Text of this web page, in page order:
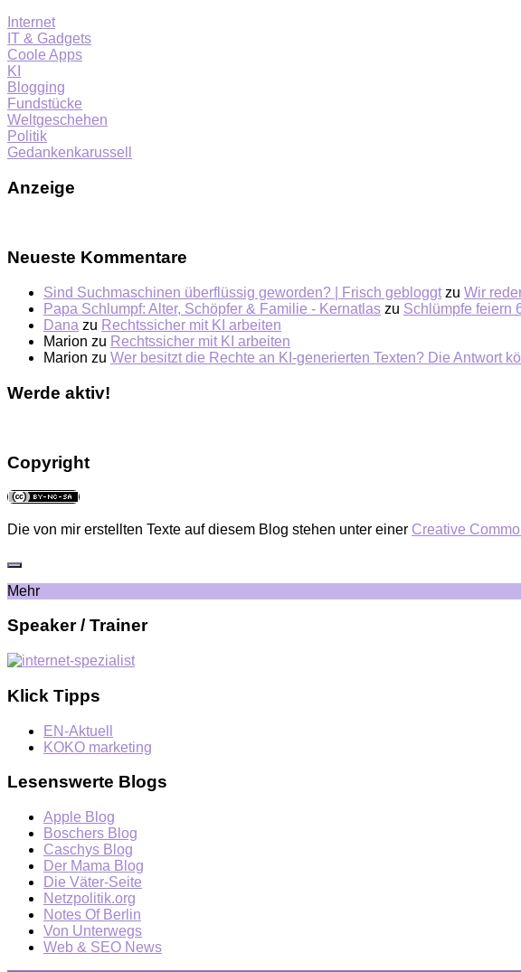
Internet
IT & Gadgets
Coole Apps
KI
Blogging
Fundstücke
Weltgeschehen
Politik
Gedankenkarussell
Anzeige
Neueste Kommentare
Sind Suchmaschinen überflüssig geworden? | Frisch gebloggt zu Wir
Papa Schlumpf: Alter, Schöpfer & Familie - Kernatlas zu Schlümpfe feiern
Dana zu Rechtssicher mit KI arbeiten
Marion zu Rechtssicher mit KI arbeiten
Marion zu Wer besitzt die Rechte an KI-generierten Texten? Die Antwort
Werde aktiv!
Copyright
Die von mir erstellten Texte auf diesem Blog stehen unter einer Creative
Mehr
Speaker / Trainer
Klick Tipps
EN-Aktuell
KOKO marketing
Lesenswerte Blogs
Apple Blog
Boschers Blog
Caschys Blog
Der Mama Blog
Die Väter-Seite
Netzpolitik.org
Notes Of Berlin
Von Unterwegs
Web & SEO News